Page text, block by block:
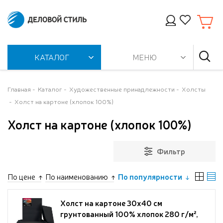
КАТАЛОГ МЕНЮ
Главная Каталог Художественные принадлежности
Холсты
Холст на картоне (хлопок 100%)
Холст на картоне (хлопок 100%)
Фильтр
По цене По наименованию По популярности
Холст на картоне 30x40 см
грунтованный 100% хлопок 280 г/м²,